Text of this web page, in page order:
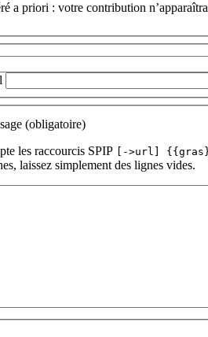
a priori : votre contribution
(obligatoire)
les raccourcis SPIP [->url]
laissez simplement des lignes vides.